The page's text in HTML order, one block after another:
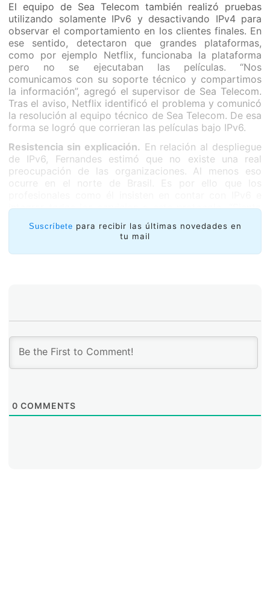
El equipo de Sea Telecom también realizó pruebas
utilizando solamente IPv6 y desactivando IPv4 para
observar el comportamiento en los clientes finales. En
ese sentido, detectaron que grandes plataformas,
como por ejemplo Netflix, funcionaba la plataforma
pero no se ejecutaban las películas. “Nos
comunicamos con su soporte técnico y compartimos
la información”, agregó el supervisor de Sea Telecom.
Tras el aviso, Netflix identificó el problema y comunicó
la resolución al equipo técnico de Sea Telecom. De esa
forma se logró que corrieran las películas bajo IPv6.
Resistencia sin explicación. En relación al despliegue
de IPv6, Fernandes estimó que no existe una real
preocupación de las organizaciones. Al menos eso
ocurre en el norte de Brasil. Es por ello que los
integrar todos los servicios a este protocolo. “Siento
una resistencia muy grande -comentó Fernandes- para
dar una continuidad a nuestros trabajos hay que estar
como una dificultad, que es para el futuro, es para
Suscríbete para recibir las últimas novedades en
tu mail
0 COMMENTS